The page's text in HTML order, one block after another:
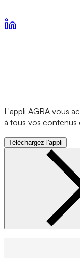
L'appli AGRA vous
à tous vos contenus
Téléchargez l'appli